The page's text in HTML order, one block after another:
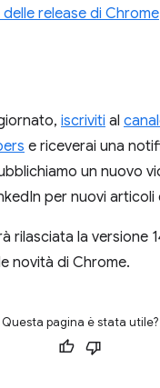
release di Chrome
iscriviti al
e riceverai una
un nuovo
per nuovi
rilasciata la versione
novità di Chrome.
Questa pagina è stata utile?